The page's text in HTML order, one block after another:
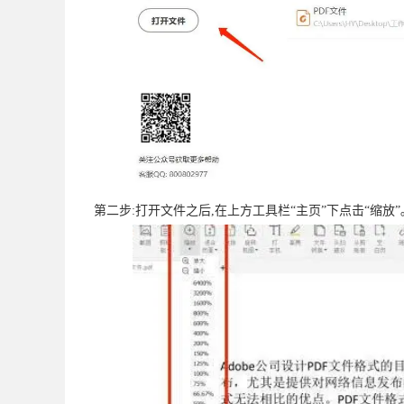
第二步:打开文件之后,在上方工具栏“主页”下点击“缩放”